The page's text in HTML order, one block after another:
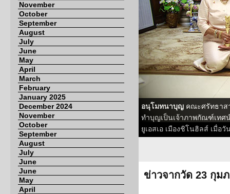
November
October
September
August
July
June
May
April
March
February
January 2025
December 2024
November
October
September
August
July
June
June
May
April
อนุโมทนาบุญ คณะศรัทธาส
ทำบุญเป็นเจ้าภาพกัณฑ์เทศ
ยูเอสเอ เมืองชิโนฮิลส์ เมื่อ
ข่าวจากวัด 23 กุม